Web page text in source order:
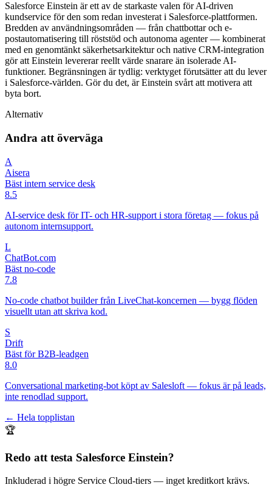
Salesforce Einstein är ett av de starkaste valen för AI-driven
kundservice för den som redan investerat i Salesforce-plattformen.
Bredden av användningsområden — från chattbottar och e-
postautomatisering till röststöd och autonoma agenter — kombinerat
med en genomtänkt säkerhetsarkitektur och native CRM-integration
gör att Einstein levererar reellt värde snarare än isolerade AI-
funktioner. Begränsningen är tydlig: verktyget förutsätter att du lever
i Salesforce-världen. Gör du det, är Einstein svårt att motivera att
byta bort.
Alternativ
Andra att överväga
A
Aisera
Bäst intern service desk
8.5
AI-service desk för IT- och HR-support i stora företag — fokus på
autonom internsupport.
L
ChatBot.com
Bäst no-code
7.8
No-code chatbot builder från LiveChat-koncernen — bygg flöden
visuellt utan att skriva kod.
S
Drift
Bäst för B2B-leadgen
8.0
Conversational marketing-bot köpt av Salesloft — fokus är på leads,
inte renodlad support.
← Hela topplistan
🏆
Redo att testa Salesforce Einstein?
Inkluderad i högre Service Cloud-tiers — inget kreditkort krävs.